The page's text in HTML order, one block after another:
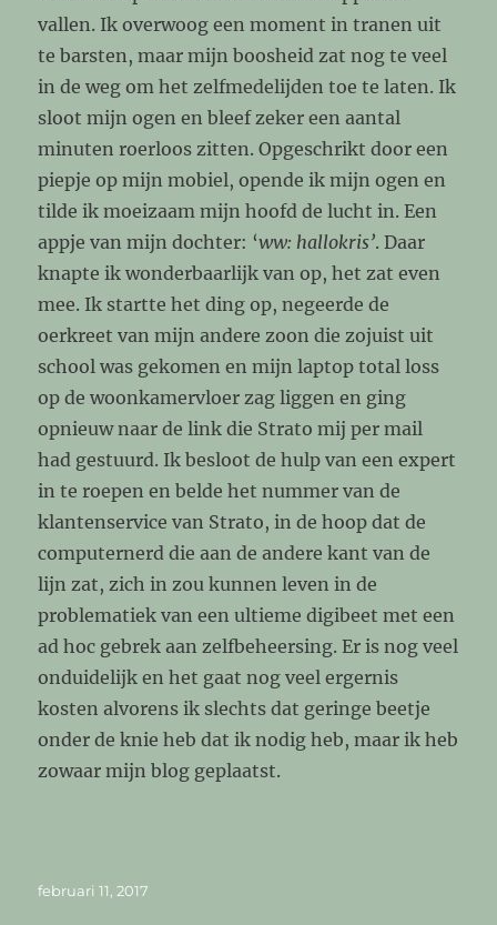
vallen. Ik overwoog een moment in tranen uit
te barsten, maar mijn boosheid zat nog te veel
in de weg om het zelfmedelijden toe te laten. Ik
sloot mijn ogen en bleef zeker een aantal
minuten roerloos zitten. Opgeschrikt door een
piepje op mijn mobiel, opende ik mijn ogen en
tilde ik moeizaam mijn hoofd de lucht in. Een
appje van mijn dochter: ‘ww: hallokris’. Daar
knapte ik wonderbaarlijk van op, het zat even
mee. Ik startte het ding op, negeerde de
oerkreet van mijn andere zoon die zojuist uit
school was gekomen en mijn laptop total loss
op de woonkamervloer zag liggen en ging
opnieuw naar de link die Strato mij per mail
had gestuurd. Ik besloot de hulp van een expert
in te roepen en belde het nummer van de
klantenservice van Strato, in de hoop dat de
computernerd die aan de andere kant van de
lijn zat, zich in zou kunnen leven in de
problematiek van een ultieme digibeet met een
ad hoc gebrek aan zelfbeheersing. Er is nog veel
onduidelijk en het gaat nog veel ergernis
kosten alvorens ik slechts dat geringe beetje
onder de knie heb dat ik nodig heb, maar ik heb
zowaar mijn blog geplaatst.
Geplaatst
februari 11, 2017